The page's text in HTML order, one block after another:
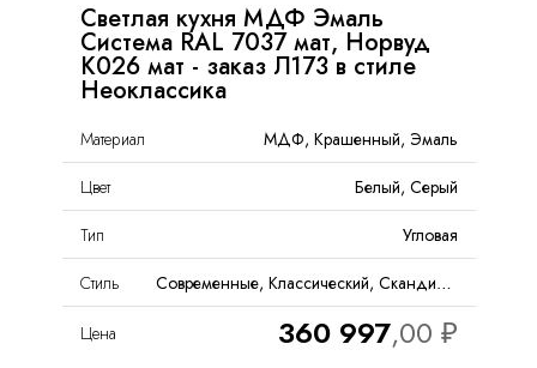
Светлая кухня МДФ Эмаль
Система RAL 7037 мат, Норвуд
K026 мат - заказ Л173 в стиле
Неоклассика
Материал
МДФ, Крашенный, Эмаль
Цвет
Белый, Серый
Тип
Угловая
Стиль
Современные, Классический, Скандинавский, Неоклассика
Цена 360 997